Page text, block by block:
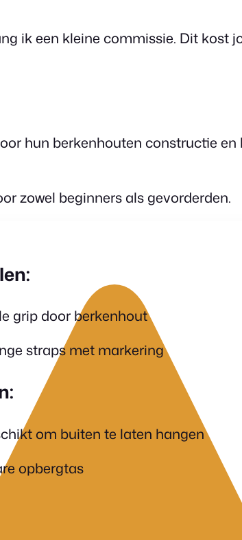
ik een kleine commissie. Dit kost
hun berkenhouten constructie
zowel beginners als gevorderden.
grip door berkenhout
straps met markering
om buiten te laten hangen
opbergtas